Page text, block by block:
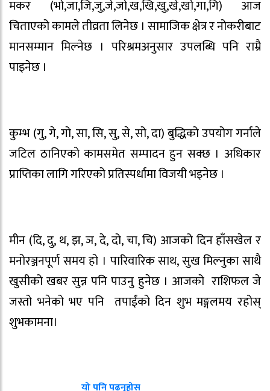
मकर (भो,जा,जि,जु,जे,जो,ख,खि,खु,खे,खो,गा,गि) आज
चिताएको कामले तीव्रता लिनेछ । सामाजिक क्षेत्र र नोकरीबाट
मानसम्मान मिल्नेछ । परिश्रमअनुसार उपलब्धि पनि राम्रै
पाइनेछ ।
कुम्भ (गु, गे, गो, सा, सि, सु, से, सो, दा) बुद्धिको उपयोग गर्नाले
जटिल ठानिएको कामसमेत सम्पादन हुन सक्छ । अधिकार
प्राप्तिका लागि गरिएको प्रतिस्पर्धामा विजयी भइनेछ ।
मीन (दि, दु, थ, झ, ञ, दे, दो, चा, चि) आजको दिन हाँसखेल र
मनोरञ्जनपूर्ण समय हो । पारिवारिक साथ, सुख मिल्नुका साथै
खुसीको खबर सुन्न पनि पाउनु हुनेछ । आजको राशिफल जे
जस्तो भनेको भए पनि तपाईंको दिन शुभ मङ्गलमय रहोस्
शुभकामना।